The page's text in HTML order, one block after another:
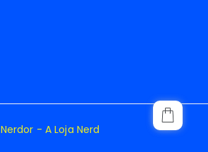
Nerdor - A Loja Nerd